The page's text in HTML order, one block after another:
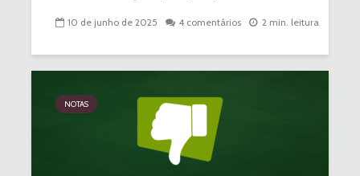
10 de junho de 2025 4 comentários 2 min. leitura
NOTAS